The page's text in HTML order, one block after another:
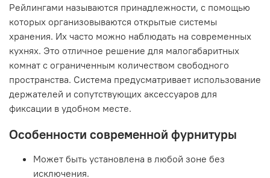
Рейлингами называются принадлежности, с помощью
которых организовываются открытые системы
хранения. Их часто можно наблюдать на современных
кухнях. Это отличное решение для малогабаритных
комнат с ограниченным количеством свободного
пространства. Система предусматривает использование
держателей и сопутствующих аксессуаров для
фиксации в удобном месте.
Особенности современной фурнитуры
Может быть установлена в любой зоне без
исключения.